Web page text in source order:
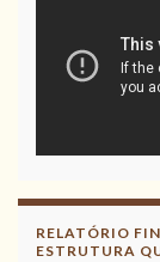
RELATÓRIO
ESTRUTURA